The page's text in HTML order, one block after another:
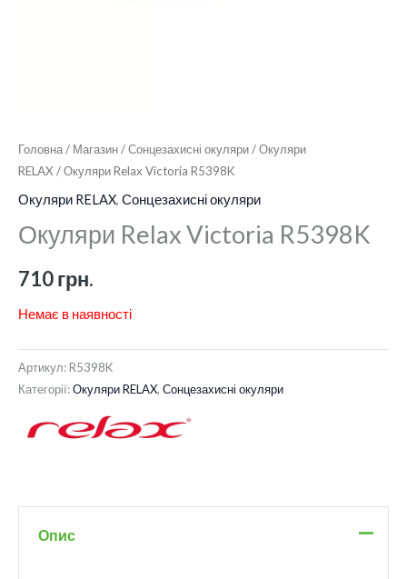
Головна/ Магазин/Сонцезахисні окуляри/Окуляри
RELAX / Окуляри Relax Victoria R5398K
Окуляри RELAX, Сонцезахисні окуляри
Окуляри Relax Victoria R5398K
710грн.
Немає в наявності
Артикул:R5398K
Категорії:Окуляри RELAX, Сонцезахисні окуляри
Опис